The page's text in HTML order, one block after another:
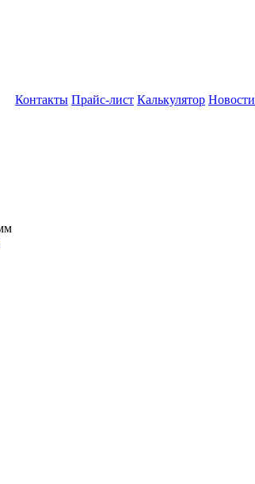
Контакты Прайс-лист Калькулятор Новости